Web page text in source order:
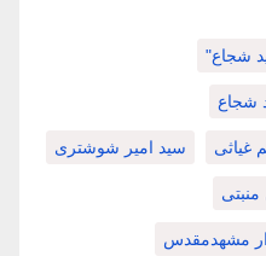
شجاع"
شجاع
غیاثی سید امیر شوشتری
مشهدمقدس